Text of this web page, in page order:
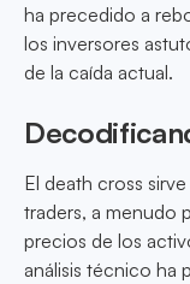
ha precedido a
los inversores
de la caída actual.
El death cross
traders, a menudo
precios de los
análisis técnico ha